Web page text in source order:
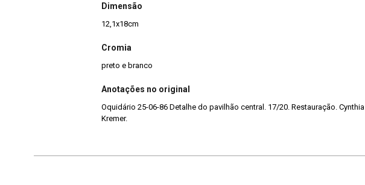
Dimensão
12,1x18cm
Cromia
preto e branco
Anotações no original
Oquidário 25-06-86 Detalhe do pavilhão central. 17/20. Restauração. Cynthia
Kremer.